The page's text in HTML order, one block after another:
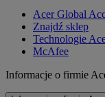
Acer Global
Znajdź sklep
Technologie
McAfee
Informacje o firmie